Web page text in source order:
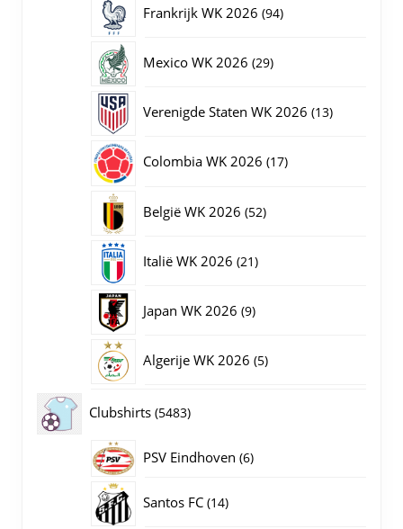
Frankrijk WK 2026 9494
Mexico WK 2026 2929
Verenigde Staten WK 2026 1313
Colombia WK 2026 1717
België WK 2026 5252
Italië WK 2026 2121
Japan WK 2026 99
Algerije WK 2026 55
Clubshirts 54835483
producten
PSV Eindhoven 66
Santos FC 1414